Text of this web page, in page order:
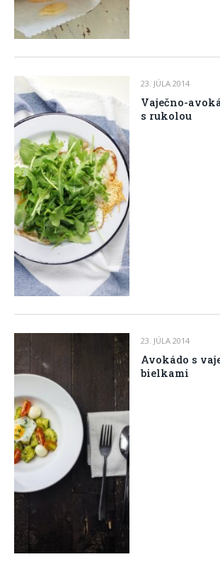
23. JÚLA 2014
Vaječno-
s rukolou
23. JÚLA 2014
Avokádo s
bielkami